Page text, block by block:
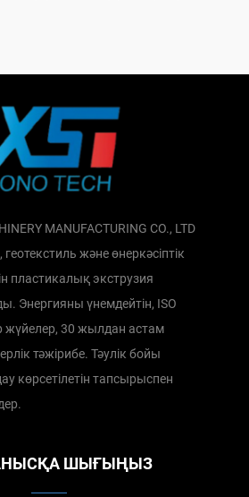
MANUFACTURING CO., LTD
және өнеркәсіптік
пластикалық экструзия
Энергияны үнемдейтін, ISO
жүйелер, 30 жылдан астам
тәжірибе. Тәулік бойы
көрсетілетін тапсырыспен
ШЫҒЫҢЫЗ